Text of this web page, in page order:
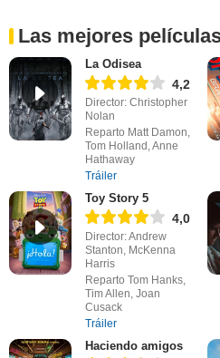
Las mejores
La Odisea
4,2
Director: Christopher
Nolan
Reparto Matt Damon,
Tom Holland, Anne
Hathaway
Tráiler
Toy Story 5
4,0
Director: Andrew
Stanton, McKenna
Harris
Reparto Tom Hanks,
Tim Allen, Joan
Cusack
Tráiler
Haciendo amigos